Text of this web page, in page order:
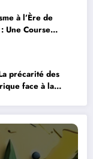
à l’Ère de
Une Course
précarité des
face à la